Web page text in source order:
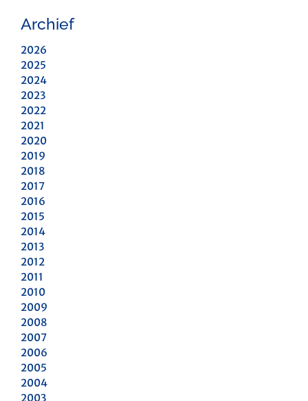
Archief
2026
2025
2024
2023
2022
2021
2020
2019
2018
2017
2016
2015
2014
2013
2012
2011
2010
2009
2008
2007
2006
2005
2004
2003